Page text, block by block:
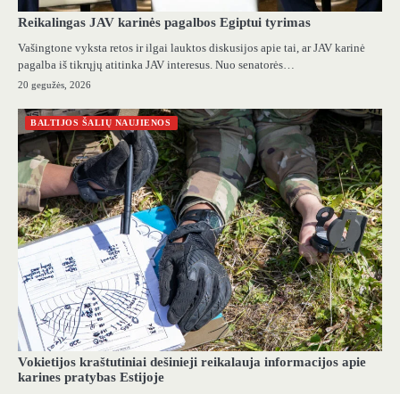
Reikalingas JAV karinės pagalbos Egiptui tyrimas
Vašingtone vyksta retos ir ilgai lauktos diskusijos apie tai, ar JAV karinė
pagalba iš tikrųjų atitinka JAV interesus. Nuo senatorės…
20 gegužės, 2026
BALTIJOS ŠALIŲ NAUJIENOS
Vokietijos kraštutiniai dešinieji reikalauja informacijos apie
karines pratybas Estijoje